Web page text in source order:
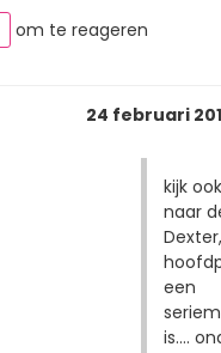
om te reageren
24 februari
kijk
naar
een
is....